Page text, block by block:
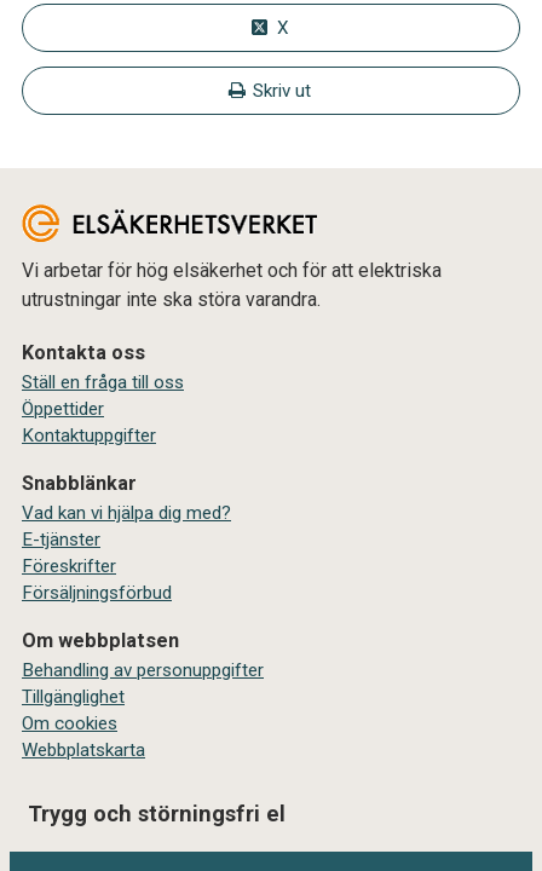
X
Skriv ut
Vi arbetar för hög elsäkerhet och för att elektriska
utrustningar inte ska störa varandra.
Kontakta oss
Ställ en fråga till oss
Öppettider
Kontaktuppgifter
Snabblänkar
Vad kan vi hjälpa dig med?
E-tjänster
Föreskrifter
Försäljningsförbud
Om webbplatsen
Behandling av personuppgifter
Tillgänglighet
Om cookies
Webbplatskarta
Trygg och störningsfri el